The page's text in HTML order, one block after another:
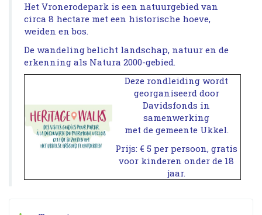
Het Vronerodepark is een natuurgebied van
circa 8 hectare met een historische hoeve,
weiden en bos.
De wandeling belicht landschap, natuur en de
erkenning als Natura 2000-gebied.
Deze rondleiding wordt
georganiseerd door
Davidsfonds in
samenwerking
met de gemeente Ukkel.
Prijs: € 5 per persoon, gratis
voor kinderen onder de 18
jaar.